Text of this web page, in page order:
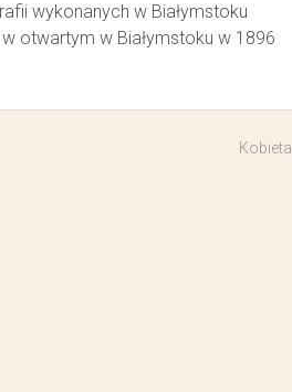
wykonanych w Białymstoku
otwartym w Białymstoku w 1896
Kobieta